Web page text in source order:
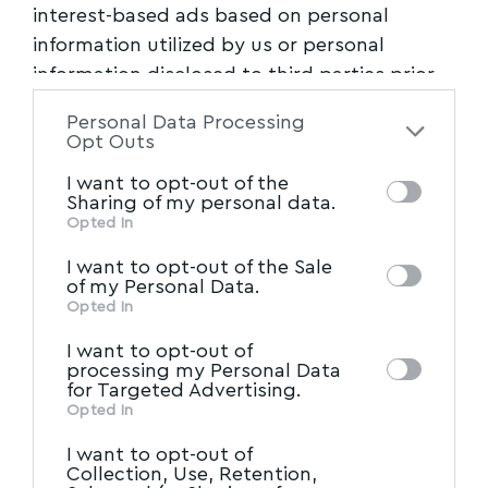
interest-based ads based on personal
information utilized by us or personal
information disclosed to third parties prior
of the further disclosure of your personal
of downstream participants. This
information may also be disclosed by us to
Participantsthat may further disclose it to
other third parties.
Personal Data Processing
Opt Outs
I want to opt-out of the
Sharing of my personal data.
Opted In
I want to opt-out of the Sale
of my Personal Data.
Opted In
I want to opt-out of
processing my Personal Data
for Targeted Advertising.
Opted In
I want to opt-out of
Collection, Use, Retention,
Πανελλήνιες 2026: Εκτιμήσεις και απαντήσεις
στη Νεοελληνική Γλώσσα και Λογοτεχνία
Με το μάθημα της Νεοελληνικής Γλώσσας και
Μαΐου οι πανελλαδικές εξετάσεις
Newsroom